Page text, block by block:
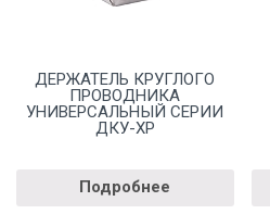
ДЕРЖАТЕЛЬ КРУГЛОГО
ПРОВОДНИКА
УНИВЕРСАЛЬНЫЙ СЕРИИ
ДКУ-ХР
Подробнее